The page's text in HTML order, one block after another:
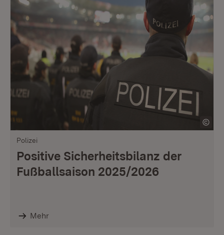
Polizei
Positive Sicherheitsbilanz der
Fußballsaison 2025/2026
Mehr